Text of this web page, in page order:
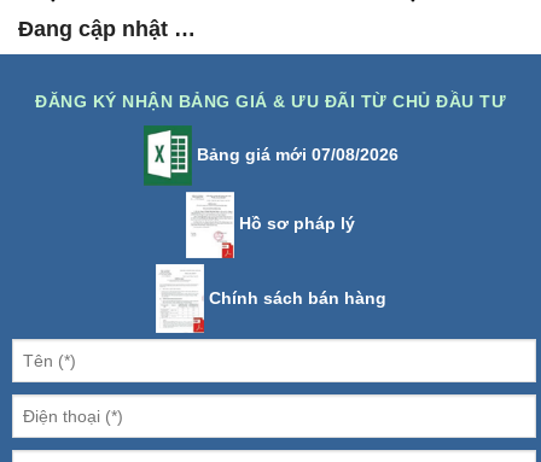
Đang cập nhật …
ĐĂNG KÝ NHẬN BẢNG GIÁ & ƯU ĐÃI TỪ CHỦ ĐẦU TƯ
Bảng giá mới 07/08/2026
Hồ sơ pháp lý
Chính sách bán hàng